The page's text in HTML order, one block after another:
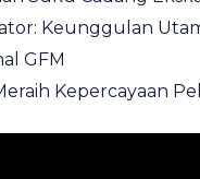
Keunggulan
GFM
Kepercayaan